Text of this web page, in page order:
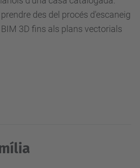
des del procés d'escaneig
3D fins als plans vectorials